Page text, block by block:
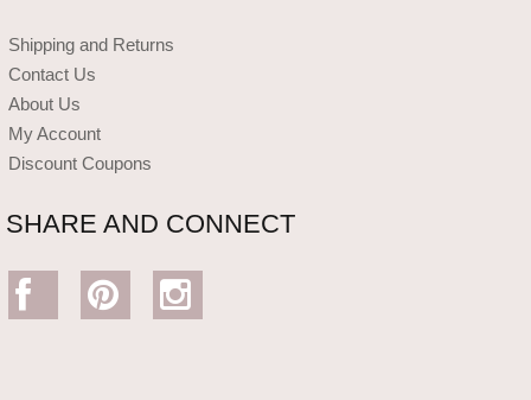
Shipping and Returns
Contact Us
About Us
My Account
Discount Coupons
SHARE AND CONNECT